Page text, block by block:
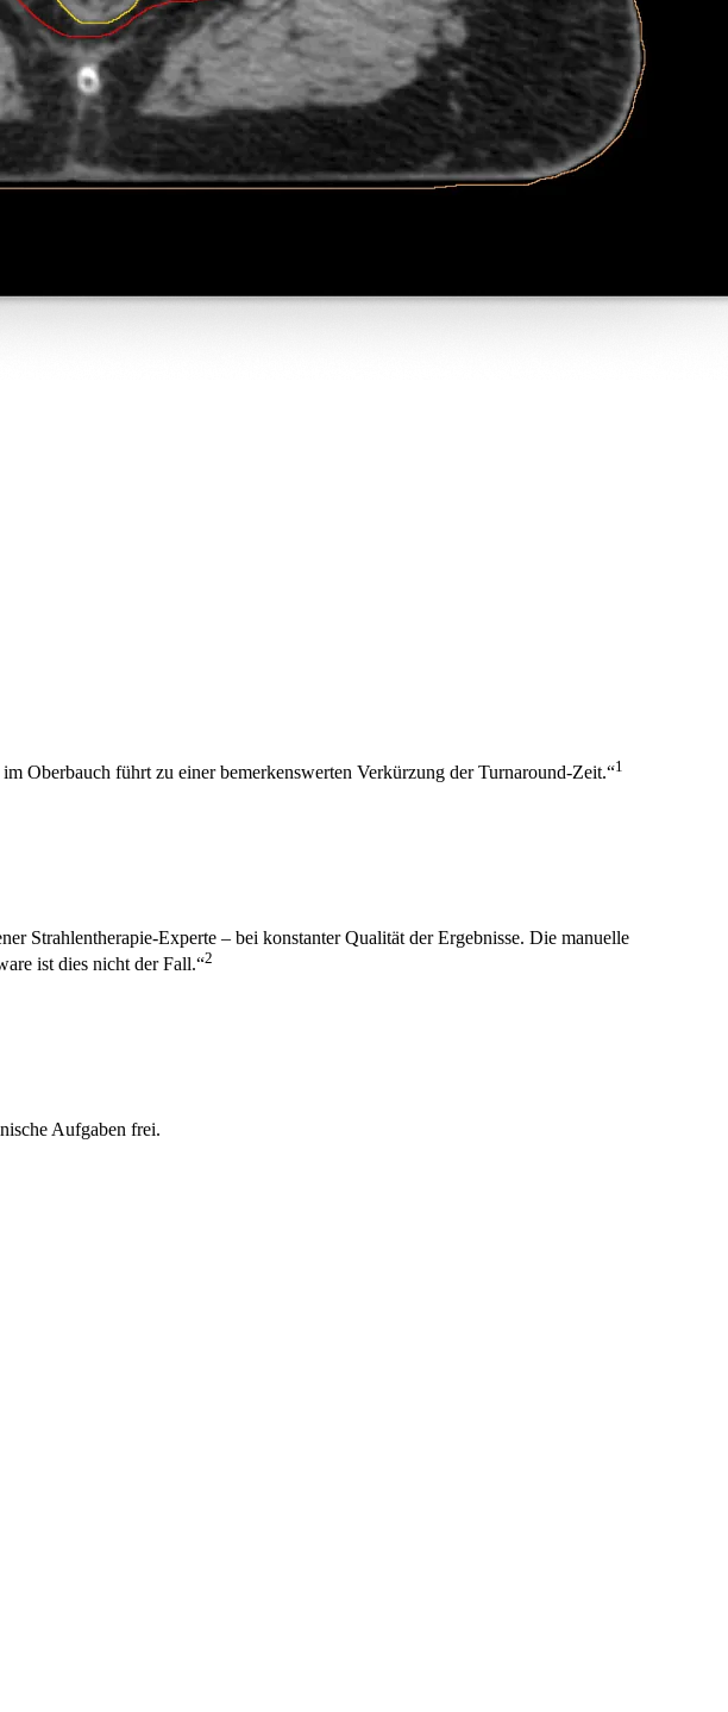
Oberbauch führt zu einer bemerkenswerten Verkürzung der Turnaround-Zeit.“1
Strahlentherapie-Experte – bei konstanter Qualität der Ergebnisse. Die manuelle
ist dies nicht der Fall.“2
Aufgaben frei.